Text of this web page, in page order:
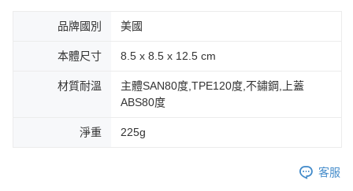
品牌國別 美國
本體尺寸 8.5 x 8.5 x 12.5 cm
材質耐溫
主體SAN80度,TPE120度,不鏽鋼,上蓋
ABS80度
淨重 225g
客服